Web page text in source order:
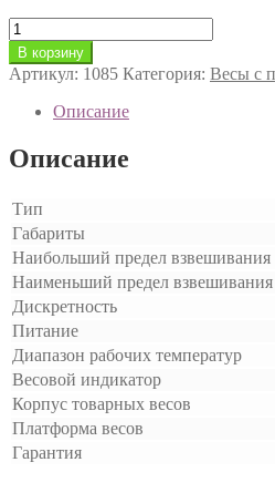
Количество
товара
Товарные
весы
500х600
мм
кг
с
корректировкой
веса
В корзину
Артикул: 1085 Категория: Весы с
Описание
Описание
Тип
Габариты
Наибольший предел взвешивания
Наименьший предел взвешивания
Дискретность
Питание
Диапазон рабочих температур
Весовой индикатор
Корпус товарных весов
Платформа весов
Гарантия